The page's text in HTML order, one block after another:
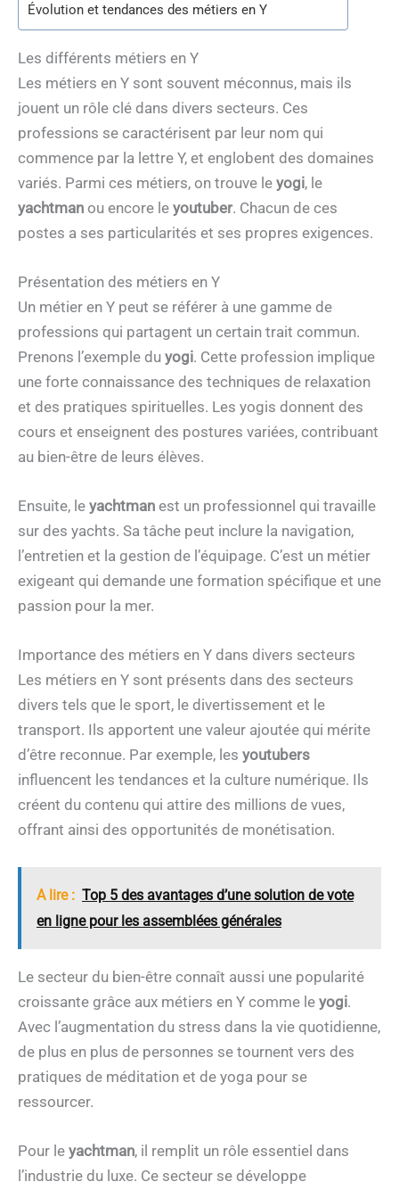
Évolution et tendances des métiers en Y
Les différents métiers en Y
Les métiers en Y sont souvent méconnus, mais ils
jouent un rôle clé dans divers secteurs. Ces
professions se caractérisent par leur nom qui
commence par la lettre Y, et englobent des domaines
variés. Parmi ces métiers, on trouve le yogi, le
yachtman ou encore le youtuber. Chacun de ces
postes a ses particularités et ses propres exigences.
Présentation des métiers en Y
Un métier en Y peut se référer à une gamme de
professions qui partagent un certain trait commun.
Prenons l’exemple du yogi. Cette profession implique
une forte connaissance des techniques de relaxation
et des pratiques spirituelles. Les yogis donnent des
cours et enseignent des postures variées, contribuant
au bien-être de leurs élèves.
Ensuite, le yachtman est un professionnel qui travaille
sur des yachts. Sa tâche peut inclure la navigation,
l’entretien et la gestion de l’équipage. C’est un métier
exigeant qui demande une formation spécifique et une
passion pour la mer.
Importance des métiers en Y dans divers secteurs
Les métiers en Y sont présents dans des secteurs
divers tels que le sport, le divertissement et le
transport. Ils apportent une valeur ajoutée qui mérite
d’être reconnue. Par exemple, les youtubers
influencent les tendances et la culture numérique. Ils
créent du contenu qui attire des millions de vues,
offrant ainsi des opportunités de monétisation.
A lire : Top 5 des avantages d’une solution de vote
en ligne pour les assemblées générales
Le secteur du bien-être connaît aussi une popularité
croissante grâce aux métiers en Y comme le yogi.
Avec l’augmentation du stress dans la vie quotidienne,
de plus en plus de personnes se tournent vers des
pratiques de méditation et de yoga pour se
ressourcer.
Pour le yachtman, il remplit un rôle essentiel dans
l’industrie du luxe. Ce secteur se développe